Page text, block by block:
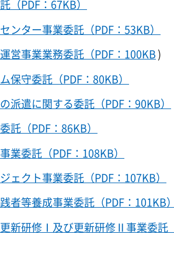
PDF：67KB）
ター事業委託（PDF：53KB）
事業業務委託（PDF：100KB)
守委託（PDF：80KB）
遣に関する委託（PDF：90KB）
（PDF：86KB）
委託（PDF：108KB）
クト事業委託（PDF：107KB）
等養成事業委託（PDF：101KB）
研修Ⅰ及び更新研修Ⅱ事業委託